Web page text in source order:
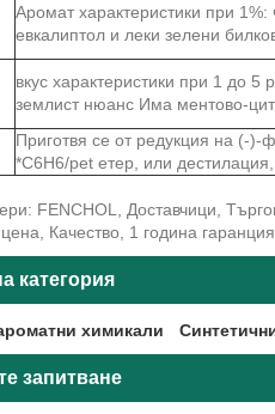
Аромат характеристики при
евкалиптол и леки зелени
вкус характеристики при 1 до
землист нюанс Има ментово-
Приготвя се от редукция на (-)-
*C6H6/pet етер, или
FENCHOL, Доставчици,
Качество, 1 година гаранция
категория
химикали
запитване